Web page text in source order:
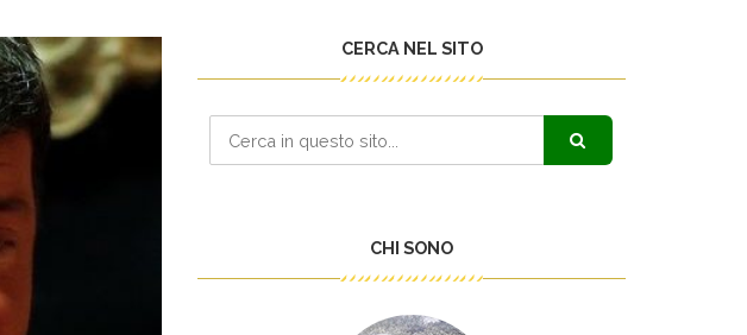
CERCA NEL SITO
CHI SONO